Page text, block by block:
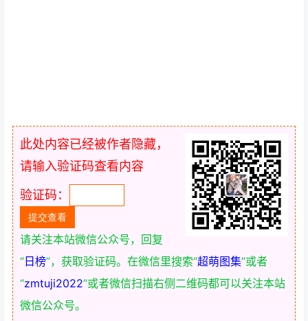
此处内容已经被作者隐藏，
请输入验证码查看内容
验证码：
请关注本站微信公众号，回复
“日榜”，获取验证码。在微信里搜索“超萌图集”或者
“zmtuji2022”或者微信扫描右侧二维码都可以关注本站
微信公众号。